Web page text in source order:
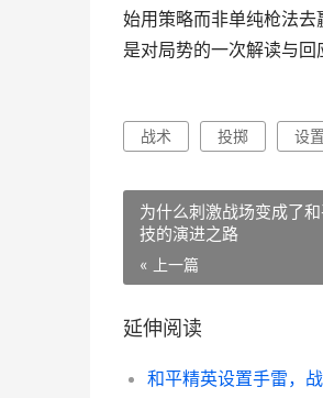
始用策略而非单纯枪法
是对局势的一次解读与回
战术 投掷 设置
为什么刺激战场变成了
技的演进之路
« 上一篇
延伸阅读